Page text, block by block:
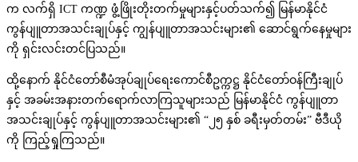
က လက်ရှိ ICT ကဏ္ဍ ဖွံ့ဖြိုးတိုးတက်မှုများနှင့်ပတ်သက်၍ မြန်မာနိုင်ငံ
ကွန်ပျူတာအသင်းချုပ်နှင့် ကျွန်ပျူတာအသင်းများ၏ ဆောင်ရွက်နေမှုများ
ကို ရှင်းလင်းတင်ပြသည်။
ထို့နောက် နိုင်ငံတော်စီမံအုပ်ချုပ်ရေးကောင်စီဥက္ကဋ္ဌ နိုင်ငံတော်ဝန်ကြီးချုပ်
နှင့် အခမ်းအနားတက်ရောက်လာကြသူများသည် မြန်မာနိုင်ငံ ကွန်ပျူတာ
အသင်းချုပ်နှင့် ကွန်ပျူတာအသင်းများ၏ “၂၅ နှစ် ခရီးမှတ်တမ်း” ဗီဒီယို
ကို ကြည့်ရှုကြသည်။